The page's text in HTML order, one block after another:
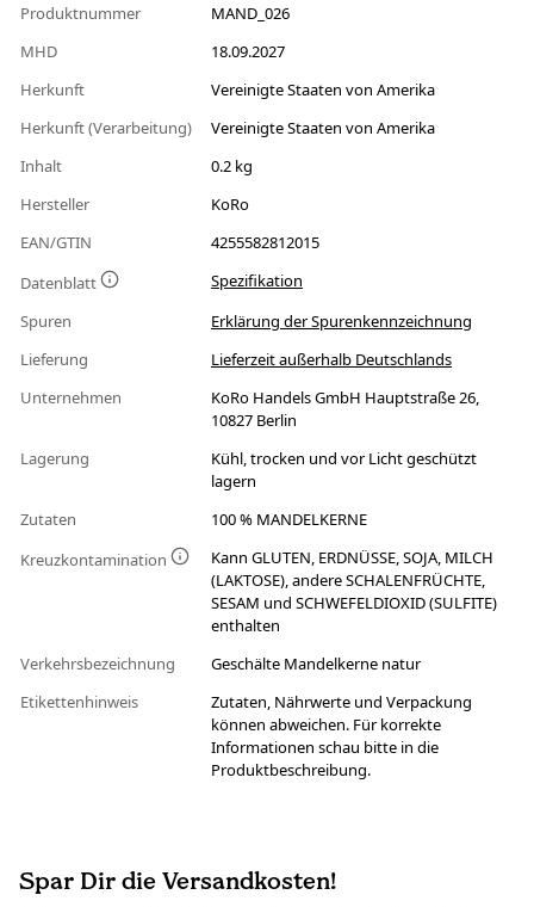
Produktnummer
MAND_026
MHD
18.09.2027
Herkunft
Vereinigte Staaten von Amerika
Herkunft (Verarbeitung)
Vereinigte Staaten von Amerika
Inhalt
0.2 kg
Hersteller
KoRo
EAN/GTIN
4255582812015
Datenblatt
Spezifikation
Spuren
Erklärung der Spurenkennzeichnung
Lieferung
Lieferzeit außerhalb Deutschlands
Unternehmen
KoRo Handels GmbH Hauptstraße 26,
10827 Berlin
Lagerung
Kühl, trocken und vor Licht geschützt
lagern
Zutaten
100 % MANDELKERNE
Kreuzkontamination
Kann GLUTEN, ERDNÜSSE, SOJA, MILCH
(LAKTOSE), andere SCHALENFRÜCHTE,
SESAM und SCHWEFELDIOXID (SULFITE)
enthalten
Verkehrsbezeichnung
Geschälte Mandelkerne natur
Etikettenhinweis
Zutaten, Nährwerte und Verpackung
können abweichen. Für korrekte
Informationen schau bitte in die
Produktbeschreibung.
Spar Dir die Versandkosten!